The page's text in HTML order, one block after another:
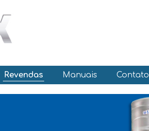
Revendas Manuais Contato